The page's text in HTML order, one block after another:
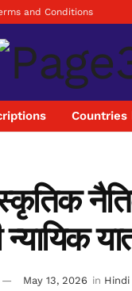
and Conditions
Countries
May 13, 2026 in